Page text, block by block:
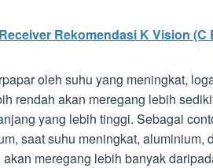
Receiver Rekomendasi K Vision
oleh suhu yang meningkat,
rendah akan meregang lebih
yang lebih tinggi. Sebagai
saat suhu meningkat, aluminium,
meregang lebih banyak